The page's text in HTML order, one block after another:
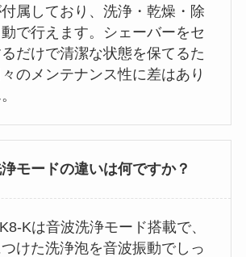
属しており、洗浄・乾燥・除
で行えます。シェーバーをセ
だけで清潔な状態を保てるた
のメンテナンス性に差はあり
モードの違いは何ですか？
Kは音波洗浄モード搭載で、
けた洗浄泡を音波振動でしっ